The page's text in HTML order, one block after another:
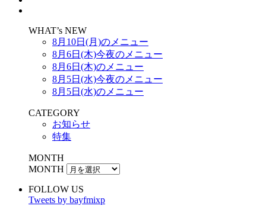
WHAT’s NEW
8月10日(月)のメニュー
8月6日(木)今夜のメニュー
8月6日(木)のメニュー
8月5日(水)今夜のメニュー
8月5日(水)のメニュー
CATEGORY
お知らせ
特集
MONTH
MONTH
FOLLOW US
Tweets by bayfmixp